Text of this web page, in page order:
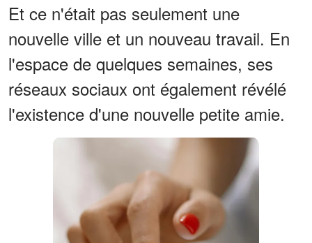
Et ce n'était pas seulement une
nouvelle ville et un nouveau travail. En
l'espace de quelques semaines, ses
réseaux sociaux ont également révélé
l'existence d'une nouvelle petite amie.